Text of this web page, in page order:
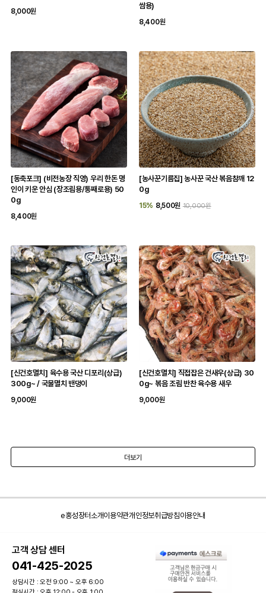
8,000원
쌈용)
8,400원
[동축포크] (비전농장 직영) 우리 한돈 명
인이 키운 안심 (장조림용/통째로용) 50
0g
8,400원
[농사꾼기름집] 농사꾼 국산 볶음참깨 12
0g
15% 8,500원 10,000원
[신건호멸치] 육수용 국산 디포리(상급)
300g~ / 국물멸치 밴댕이
9,000원
[신건호멸치] 직접잡은 건새우(상급) 30
0g~ 볶음 조림 반찬 육수용 새우
9,000원
더보기
e홍성장터소개이용약관개인정보취급방침이용안내
고객 상담 센터
041-425-2025
상담시간 : 오전 9:00 ~ 오후 6:00